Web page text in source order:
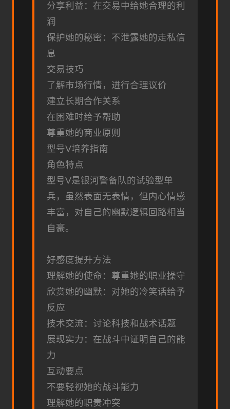
分享利益：在交易中给她合理的利
润
保护她的秘密：不泄露她的走私信
息
交易技巧
了解市场行情，进行合理议价
建立长期合作关系
在困难时给予帮助
尊重她的商业原则
型号V培养指南
角色特点
型号V是银河警备队的试验型单
兵，虽然表面无表情，但内心情感
丰富，对自己的幽默逻辑回路相当
自豪。
好感度提升方法
理解她的使命：尊重她的职业操守
欣赏她的幽默：对她的冷笑话给予
反应
技术交流：讨论科技和战术话题
展现实力：在战斗中证明自己的能
力
互动要点
不要轻视她的战斗能力
理解她的职责冲突